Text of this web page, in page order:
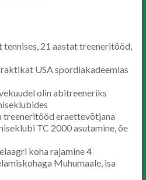
tennises, 21 aastat treeneritööd,
USA spordiakadeemias
olin abitreeneriks
treeneritööd eraettevõtjana
TC 2000 asutamine, õe
koha rajamine 4
Muhumaale, isa